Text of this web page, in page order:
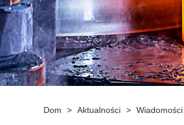
Dom > Aktualności >